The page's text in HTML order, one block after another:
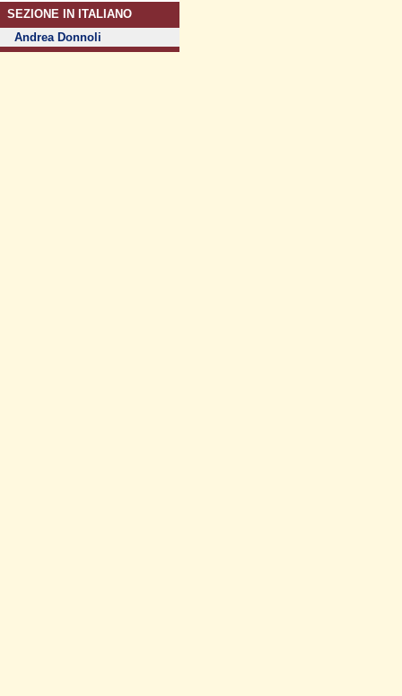
SEZIONE IN ITALIANO
Andrea Donnoli